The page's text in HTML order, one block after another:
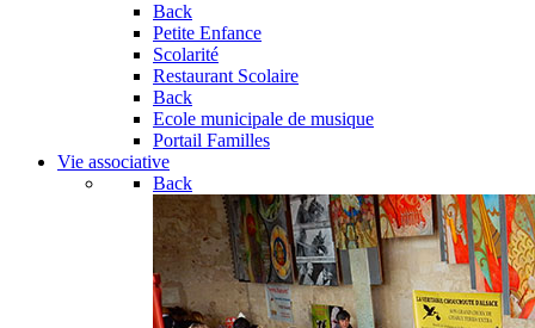
Back
Petite Enfance
Scolarité
Restaurant Scolaire
Back
Ecole municipale de musique
Portail Familles
Vie associative
Back